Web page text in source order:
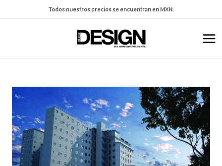
Todos nuestros precios se encuentran en MXN.